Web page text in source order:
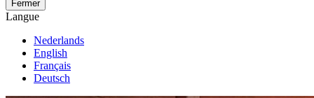
Fermer
Langue
Nederlands
English
Français
Deutsch